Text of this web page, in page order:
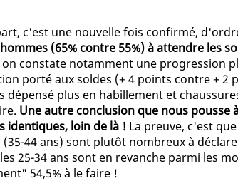
c'est une nouvelle fois confirmé,
(65% contre 55%) à attendre les
constate notamment une progression
porté aux soldes (+ 4 points contre +
dépensé plus en habillement et
Une autre conclusion que nous pousse
identiques, loin de là ! La preuve, c'est
44 ans) sont plutôt nombreux à
les 25-34 ans sont en revanche parmi les
54,5% à le faire !